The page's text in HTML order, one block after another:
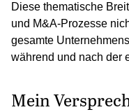
Diese thematische
und M&A-Prozesse
gesamte
während und nach der
Mein